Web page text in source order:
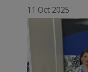
11 Oct 2025